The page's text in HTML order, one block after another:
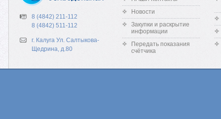
8 (4842) 211-112
8 (4842) 511-112
г. Калуга Ул. Салтыкова-
Щедрина, д.80
Новости
Закупки и раскрытие
информации
Передать показания
счётчика